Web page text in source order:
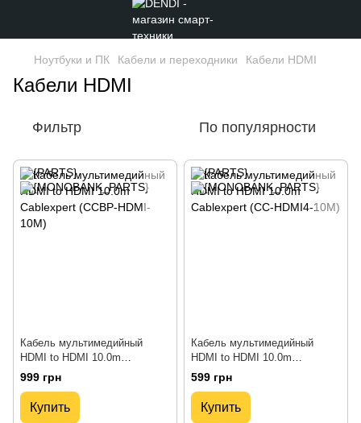
Ноутбуки и ПК Кабели и переходники Кабели HDMI
Кабели HDMI
Фильтр По популярности
Кабель мультимедийный
HDMI to HDMI 10.0m
Cablexpert (CCBP-HDMI-10M)
999 грн
Купить
Кабель мультимедийный
HDMI to HDMI 10.0m
Cablexpert (CC-HDMI4-10M)
599 грн
Купить